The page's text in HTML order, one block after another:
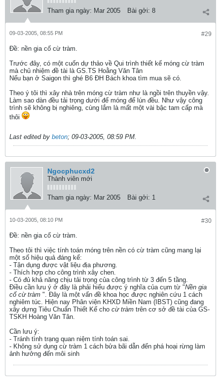
Tham gia ngày: Mar 2005 Bài gởi: 8
#29
09-03-2005, 08:55 PM
Ðề: nền gia cố cừ tràm.
Trước đây, có một cuốn dự thảo về Qui trình thiết kế móng cừ tràm
mà chủ nhiệm đề tài là GS.TS Hoằng Văn Tân
Nếu bạn ở Saigon thì ghé B6 ĐH Bách khoa tìm mua sẽ có.
Theo ý tôi thì xây nhà trên móng cừ tràm như là ngồi trên thuyền vậy.
Làm sao dàn đều tải trọng dưới đế móng để lún đều. Như vậy công
trình sẽ không bị nghiêng, cùng lắm là mất một vài bậc tam cấp mà
thôi
Last edited by beton; 09-03-2005, 08:59 PM.
Ngocphucxd2
Thành viên mới
Tham gia ngày: Mar 2005 Bài gởi: 1
#30
10-03-2005, 08:10 PM
Ðề: nền gia cố cừ tràm.
Theo tôi thì việc tính toán móng trên nền có cừ tràm cũng mang lại
một số hiệu quả đáng kể:
- Tận dụng được vật liệu địa phương.
- Thích hợp cho công trình xây chen.
- Có đủ khả năng chịu tải trọng của công trình từ 3 đến 5 tầng.
Điều cần lưu ý ở đây là phải hiểu được ý nghĩa của cụm từ "Nền gia
cố cừ tràm ". Đây là một vấn đề khoa học được nghiên cứu 1 cách
nghiêm túc. Hiện nay Phân viện KHXD Miền Nam (IBST) cũng đang
xây dựng Tiêu Chuẩn Thiết Kế cho cừ tràm trên cơ sở đề tài của GS-
TSKH Hoàng Văn Tân.
Cần lưu ý:
- Tránh tình trạng quan niệm tính toán sai.
- Không sử dụng cừ tràm 1 cách bửa bãi dẫn đến phá hoại rừng làm
ảnh hưởng đến môi sinh